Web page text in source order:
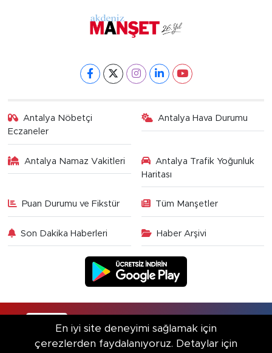
Antalya Nöbetçi
Eczaneler
Antalya Hava Durumu
Antalya Namaz Vakitleri
Antalya Trafik Yoğunluk
Haritası
Puan Durumu ve Fikstür Tüm Manşetler
Son Dakika Haberleri Haber Arşivi
En iyi site deneyimi sağlamak için
çerezlerden faydalanıyoruz. Detaylar için